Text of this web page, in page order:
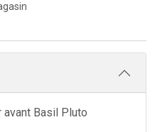
avant Basil Pluto